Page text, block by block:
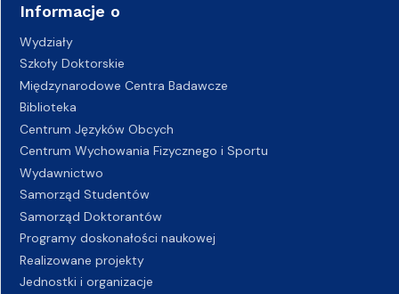
Informacje o
Wydziały
Szkoły Doktorskie
Międzynarodowe Centra Badawcze
Biblioteka
Centrum Języków Obcych
Centrum Wychowania Fizycznego i Sportu
Wydawnictwo
Samorząd Studentów
Samorząd Doktorantów
Programy doskonałości naukowej
Realizowane projekty
Jednostki i organizacje